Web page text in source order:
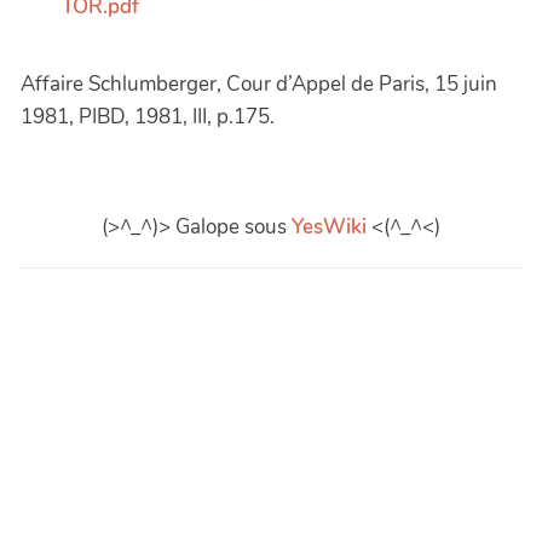
TOR.pdf
Affaire Schlumberger, Cour d’Appel de Paris, 15 juin
1981, PIBD, 1981, III, p.175.
(>^_^)> Galope sousYesWiki <(^_^<)